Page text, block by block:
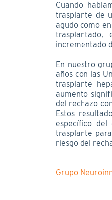
Cuando
trasplante de
agudo como
trasplantado,
incrementado
En nuestro
años con las
trasplante
aumento
del rechazo
Estos
específico
trasplante
riesgo del
Grupo